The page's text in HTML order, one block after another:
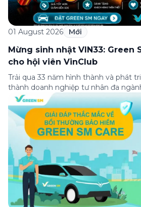
01 August 2026 Mới
Mừng sinh nhật VIN33: Green
cho hội viên VinClub
Trải qua 33 năm hình thành và phát
thành doanh nghiệp tư nhân đa
lọt Top 30 doanh nghiệp lớn nhất
xếp hạng của Tạp chí Fortune (Mỹ).
thành lập (8/8/1993 đến 8/8/2026),